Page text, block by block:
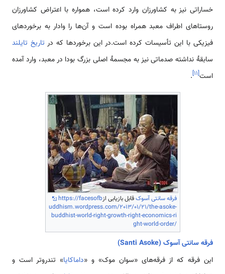
خساراتی نیز به کشاورزان وارد کرده است، همواره با اعتراض کشاورزان
روستاهای اطراف معبد همراه بوده است و آن‌ها را وادار به برخوردهای
فیزیکی با این تأسیسات کرده است.در این برخوردها که در تاریخ تایلند
سابقهٔ نداشته صدماتی نیز به مجسمهٔ اصلی بزرگ بودا در معبد، وارد آمده
است[۱۱]
.
فرقه سانتی آسوکقابل بازیابی ازhttps://facesofb
uddhism.wordpress.com/2013/01/21/the-asoke-
buddhist-world-right-growth-right-economics-ri
ght-world-order/
فرقه سانتی آسوک (Santi Asoke)
این فرقه که از فرقه‌های «سوان موک» و «داماکایا» تندروتر است و